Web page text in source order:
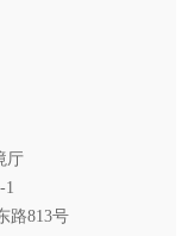
厅
1
路813号